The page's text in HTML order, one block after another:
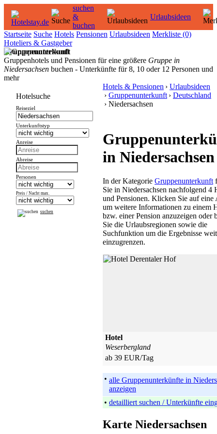
suchen
&
buchen
Urlaubsideen
Startseite Suche Hotels Pensionen Urlaubsideen Merkliste (0)
Hoteliers & Gastgeber
Gruppenunterkunft
Gruppenhotels und Pensionen für eine größere Gruppe in
Niedersachsen buchen - Unterkünfte für 8, 10 oder 12 Personen und
mehr
Hotelsuche
Reiseziel
Unterkunftstyp
Anreise
Abreise
Personen
Preis / Nacht max.
suchen
Hotels & Pensionen › Urlaubsideen
› Gruppenunterkunft › Deutschland
› Niedersachsen
in Niedersachsen
In der Kategorie Gruppenunterkunft
Sie in Niedersachsen nachfolgend 4
und Pensionen. Klicken Sie auf eine
um weitere Informationen zu einem
bzw. einer Pension anzuzeigen oder
Sie die Urlaubsregionen sowie die
Suchfunktion um die Ergebnisse
einzugrenzen.
Hotel
Weserbergland
ab 39 EUR/Tag
• alle Gruppenunterkünfte in
anzeigen
• detailliert suchen / Unterkünfte
Karte Niedersachsen